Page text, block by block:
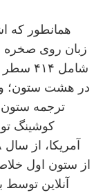
همانطور که
زبان روی صخره
ترجمه
کوشینگ
از ستون اول
آنلاین